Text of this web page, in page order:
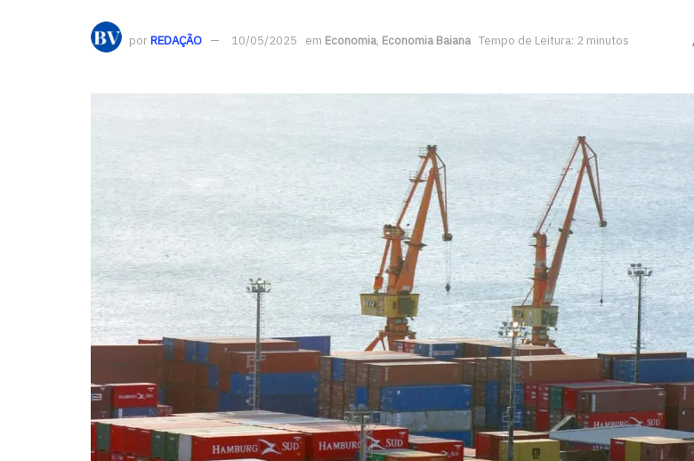
porREDAÇÃO 10/05/2025 em Economia, Economia Baiana Tempo de Leitura: 2 minutos